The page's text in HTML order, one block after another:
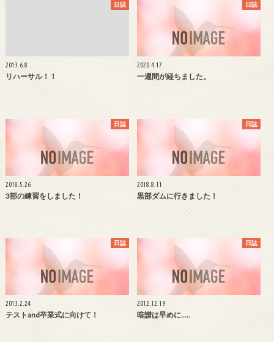
日誌
2013.6.8
リハーサル！！
日誌
2020.4.17
一週間が経ちました。
日誌
2018.5.26
3部の練習をしました！
日誌
2018.8.11
黒部ダムに行きました！
日誌
2013.2.24
テストand卒業式に向けて！
日誌
2012.12.19
暗譜は早めに.....